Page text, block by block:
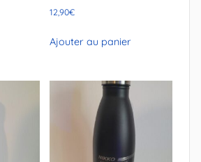
12,90€
Ajouter au panier